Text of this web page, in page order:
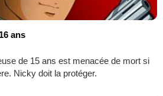
ans
de 15 ans est menacée de mort si
Nicky doit la protéger.